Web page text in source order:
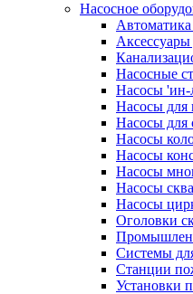
Насосное
Автоматика
Аксессуары
Насосные
Насосы 'ин-
Насосы для
Насосы для
Насосы
Насосы
Насосы
Насосы
Насосы
Оголовки
Системы
Станции
Установки